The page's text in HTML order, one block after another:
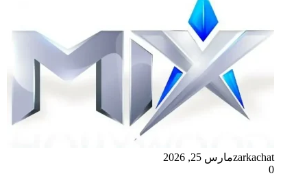
zarkachatمارس 25, 2026
0